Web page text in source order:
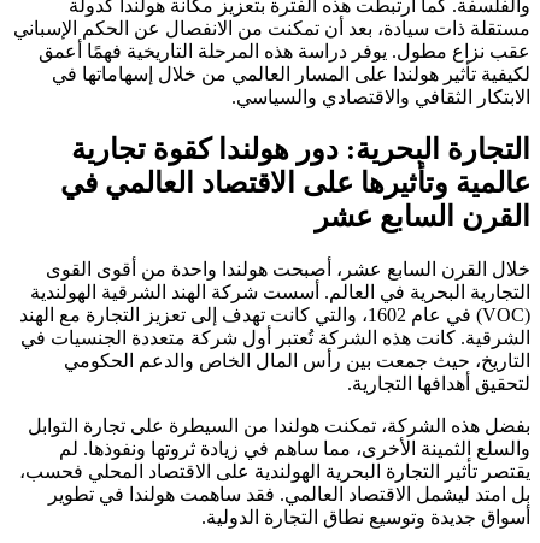
والفلسفة. كما ارتبطت هذه الفترة بتعزيز مكانة هولندا كدولة
مستقلة ذات سيادة، بعد أن تمكنت من الانفصال عن الحكم الإسباني
عقب نزاع مطول. يوفر دراسة هذه المرحلة التاريخية فهمًا أعمق
لكيفية تأثير هولندا على المسار العالمي من خلال إسهاماتها في
الابتكار الثقافي والاقتصادي والسياسي.
التجارة البحرية: دور هولندا كقوة تجارية
عالمية وتأثيرها على الاقتصاد العالمي في
القرن السابع عشر
خلال القرن السابع عشر، أصبحت هولندا واحدة من أقوى القوى
التجارية البحرية في العالم. أسست شركة الهند الشرقية الهولندية
(VOC) في عام 1602، والتي كانت تهدف إلى تعزيز التجارة مع الهند
الشرقية. كانت هذه الشركة تُعتبر أول شركة متعددة الجنسيات في
التاريخ، حيث جمعت بين رأس المال الخاص والدعم الحكومي
لتحقيق أهدافها التجارية.
بفضل هذه الشركة، تمكنت هولندا من السيطرة على تجارة التوابل
والسلع الثمينة الأخرى، مما ساهم في زيادة ثروتها ونفوذها. لم
يقتصر تأثير التجارة البحرية الهولندية على الاقتصاد المحلي فحسب،
بل امتد ليشمل الاقتصاد العالمي. فقد ساهمت هولندا في تطوير
أسواق جديدة وتوسيع نطاق التجارة الدولية.